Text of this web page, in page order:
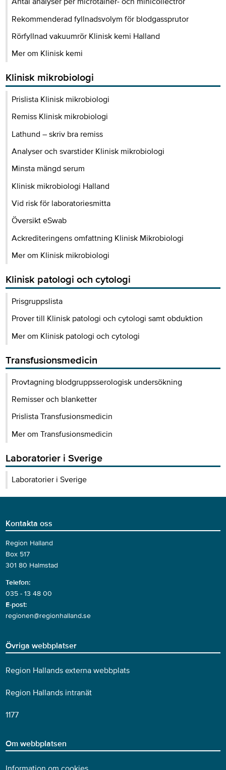
Rekommenderad fyllnadsvolym för blodgassprutor
Rörfyllnad vakuumrör Klinisk kemi Halland
Mer om Klinisk kemi
Klinisk mikrobiologi
Prislista Klinisk mikrobiologi
Remiss Klinisk mikrobiologi
Lathund – skriv bra remiss
Analyser och svarstider Klinisk mikrobiologi
Minsta mängd serum
Klinisk mikrobiologi Halland
Vid risk för laboratoriesmitta
Översikt eSwab
Ackrediteringens omfattning Klinisk Mikrobiologi
Mer om Klinisk mikrobiologi
Klinisk patologi och cytologi
Prisgruppslista
Prover till Klinisk patologi och cytologi samt obduktion
Mer om Klinisk patologi och cytologi
Transfusionsmedicin
Provtagning blodgruppsserologisk undersökning
Remisser och blanketter
Prislista Transfusionsmedicin
Mer om Transfusionsmedicin
Laboratorier i Sverige
Laboratorier i Sverige
Kontakta oss
Region Halland
Box 517
301 80 Halmstad
Telefon:
035 - 13 48 00
E-post:
regionen@regionhalland.se
Övriga webbplatser
Region Hallands externa webbplats
Region Hallands intranät
1177
Om webbplatsen